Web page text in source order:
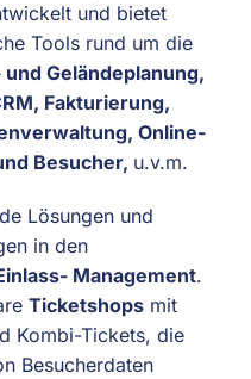
und bietet
Tools rund um die
Geländeplanung,
Fakturierung,
Online-
Besucher, u.v.m.
Lösungen und
in den
Management.
Ticketshops mit
Kombi-Tickets, die
Besucherdaten